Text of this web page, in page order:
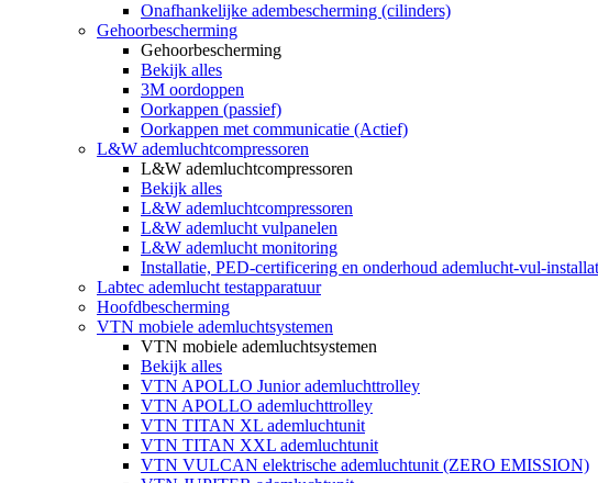
Onafhankelijke adembescherming (cilinders)
Gehoorbescherming
Gehoorbescherming
Bekijk alles
3M oordoppen
Oorkappen (passief)
Oorkappen met communicatie (Actief)
L&W ademluchtcompressoren
L&W ademluchtcompressoren
Bekijk alles
L&W ademluchtcompressoren
L&W ademlucht vulpanelen
L&W ademlucht monitoring
Installatie, PED-certificering en onderhoud ademlucht-vul-
Labtec ademlucht testapparatuur
Hoofdbescherming
VTN mobiele ademluchtsystemen
VTN mobiele ademluchtsystemen
Bekijk alles
VTN APOLLO Junior ademluchttrolley
VTN APOLLO ademluchttrolley
VTN TITAN XL ademluchtunit
VTN TITAN XXL ademluchtunit
VTN VULCAN elektrische ademluchtunit (ZERO EMISSION)